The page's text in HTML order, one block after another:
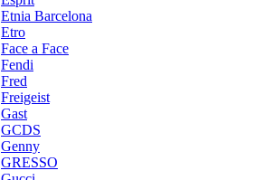
Etnia Barcelona
Etro
Face a Face
Fendi
Fred
Freigeist
Gast
GCDS
Genny
GRESSO